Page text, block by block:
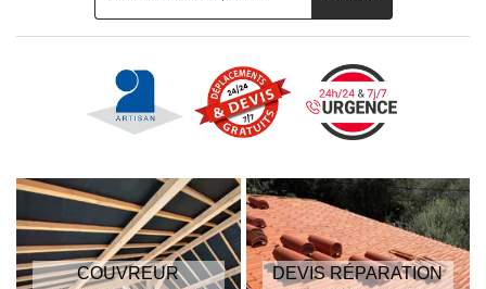
COUVREUR
DEVIS RÉPARATION